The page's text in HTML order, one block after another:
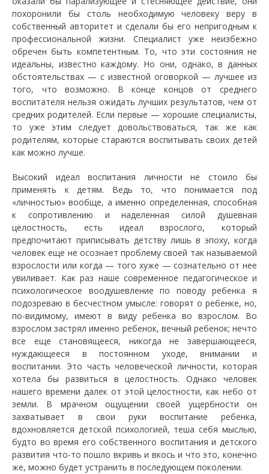
похоронили бы столь необходимую человеку веру в
собственный авторитет и сделали бы его непригодным к
профессиональной жизни. Специалист уже неизбежно
обречен быть компетентным. То, что эти состояния не
идеальны, известно каждому. Но они, однако, в данных
обстоятельствах — с известной оговоркой — лучшее из
того, что возможно. В конце концов от среднего
воспитателя нельзя ожидать лучших результатов, чем от
средних родителей. Если первые — хорошие специалисты,
то уже этим следует довольствоваться, так же как
родителям, которые стараются воспитывать своих детей
как можно лучше.
Высокий идеал воспитания личности не стоило бы
применять к детям. Ведь то, что понимается под
«личностью» вообще, а именно определенная, способная
к сопротивлению и наделенная силой душевная
целостность, есть идеал взрослого, который
предпочитают приписывать детству лишь в эпоху, когда
человек еще не осознает проблему своей так называемой
взрослости или когда — того хуже — сознательно от нее
увиливает. Как раз наше современное педагогическое и
психологическое воодушевление по поводу ребенка я
подозреваю в бесчестном умысле: говорят о ребенке, но,
по-видимому, имеют в виду ребенка во взрослом. Во
взрослом застрял именно ребенок, вечный ребенок; нечто
все еще становящееся, никогда не завершающееся,
нуждающееся в постоянном уходе, внимании и
воспитании. Это часть человеческой личности, которая
хотела бы развиться в целостность. Однако человек
нашего времени далек от этой целостности, как небо от
земли. В мрачном ощущении своей ущербности он
захватывает в свои руки воспитание ребенка,
вдохновляется детской психологией, теша себя мыслью,
будто во время его собственного воспитания и детского
развития что-то пошло вкривь и вкось и что это, конечно
же, можно будет устранить в последующем поколении.